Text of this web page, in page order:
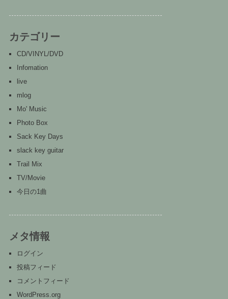
カテゴリー
CD/VINYL/DVD
Infomation
live
mlog
Mo' Music
Photo Box
Sack Key Days
slack key guitar
Trail Mix
TV/Movie
今日の1曲
メタ情報
ログイン
投稿フィード
コメントフィード
WordPress.org